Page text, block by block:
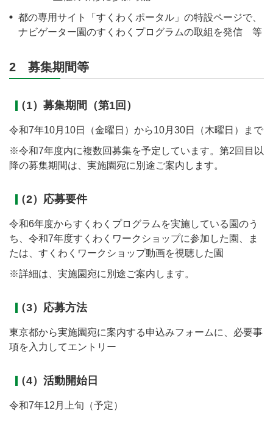
都の専用サイト「すくわくポータル」の特設ページで、
ナビゲーター園のすくわくプログラムの取組を発信 等
2 募集期間等
（1）募集期間（第1回）
令和7年10月10日（金曜日）から10月30日（木曜日）まで
※令和7年度内に複数回募集を予定しています。第2回目以
降の募集期間は、実施園宛に別途ご案内します。
（2）応募要件
令和6年度からすくわくプログラムを実施している園のう
ち、令和7年度すくわくワークショップに参加した園、ま
たは、すくわくワークショップ動画を視聴した園
※詳細は、実施園宛に別途ご案内します。
（3）応募方法
東京都から実施園宛に案内する申込みフォームに、必要事
項を入力してエントリー
（4）活動開始日
令和7年12月上旬（予定）